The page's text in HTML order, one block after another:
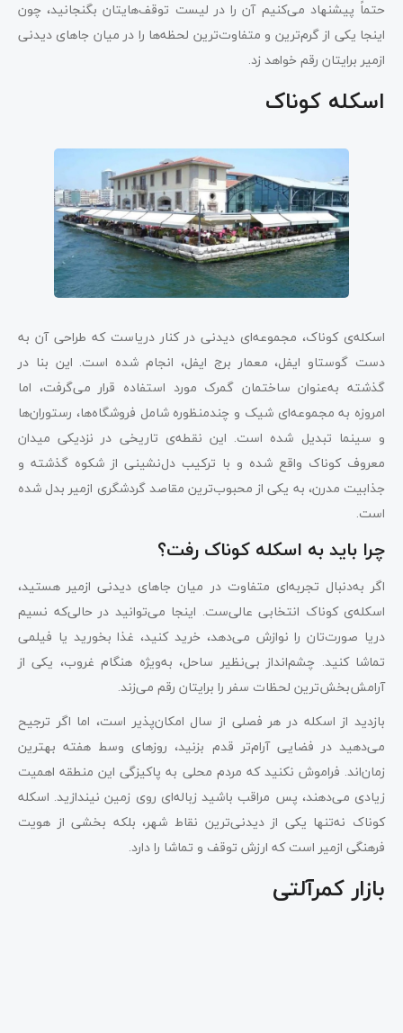
حتماً پیشنهاد می‌کنیم آن را در لیست توقف‌هایتان بگنجانید، چون
اینجا یکی از گرم‌ترین و متفاوت‌ترین لحظه‌ها را در میان جاهای دیدنی
ازمیر برایتان رقم خواهد زد.
اسکله کوناک
اسکله‌ی کوناک، مجموعه‌ای دیدنی در کنار دریاست که طراحی آن به
دست گوستاو ایفل، معمار برج ایفل، انجام شده است. این بنا در
گذشته به‌عنوان ساختمان گمرک مورد استفاده قرار می‌گرفت، اما
امروزه به مجموعه‌ای شیک و چندمنظوره شامل فروشگاه‌ها، رستوران‌ها
و سینما تبدیل شده است. این نقطه‌ی تاریخی در نزدیکی میدان
معروف کوناک واقع شده و با ترکیب دل‌نشینی از شکوه گذشته و
جذابیت مدرن، به یکی از محبوب‌ترین مقاصد گردشگری ازمیر بدل شده
است.
چرا باید به اسکله کوناک رفت؟
اگر به‌دنبال تجربه‌ای متفاوت در میان جاهای دیدنی ازمیر هستید،
اسکله‌ی کوناک انتخابی عالی‌ست. اینجا می‌توانید در حالی‌که نسیم
دریا صورت‌تان را نوازش می‌دهد، خرید کنید، غذا بخورید یا فیلمی
تماشا کنید. چشم‌انداز بی‌نظیر ساحل، به‌ویژه هنگام غروب، یکی از
آرامش‌بخش‌ترین لحظات سفر را برایتان رقم می‌زند.
بازدید از اسکله در هر فصلی از سال امکان‌پذیر است، اما اگر ترجیح
می‌دهید در فضایی آرام‌تر قدم بزنید، روزهای وسط هفته بهترین
زمان‌اند. فراموش نکنید که مردم محلی به پاکیزگی این منطقه اهمیت
زیادی می‌دهند، پس مراقب باشید زباله‌ای روی زمین نیندازید. اسکله
کوناک نه‌تنها یکی از دیدنی‌ترین نقاط شهر، بلکه بخشی از هویت
فرهنگی ازمیر است که ارزش توقف و تماشا را دارد.
بازار کمرآلتی